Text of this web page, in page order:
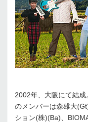
2002年、大阪にて結
のメンバーは森雄大
ション(株)(Ba)、